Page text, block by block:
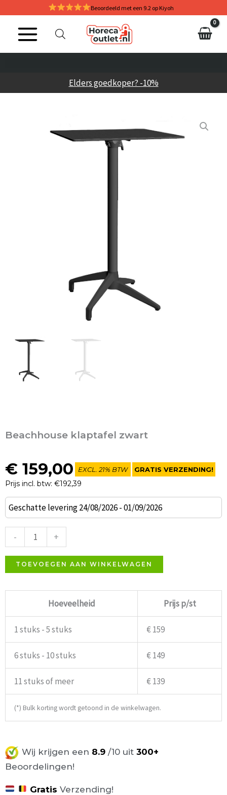
Beoordeeld met een 9.2 op Kiyoh
Elders goedkoper? -10%
Beachhouse klaptafel zwart
€ 159,00
Prijs incl. btw: €192,39
EXCL. 21% BTW GRATIS VERZENDING!
Geschatte levering 24/08/2026 - 01/09/2026
-
Beachhouse
klaptafel
aantal
+
TOEVOEGEN AAN WINKELWAGEN
Hoeveelheid Prijs p/st
1 stuks - 5 stuks € 159
6 stuks - 10 stuks € 149
11 stuks of meer € 139
(*) Bulk korting wordt getoond in de winkelwagen.
Wij krijgen een 8.9 /10 uit 300+
Beoordelingen!
Gratis Verzending!